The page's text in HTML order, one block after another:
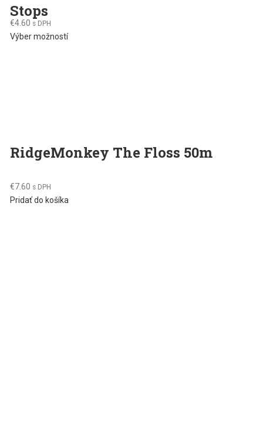
Stops
€4.60 s DPH
Výber možnostíThis
chosen
product
RidgeMonkey The Floss 50m
€7.60 s DPH
Pridať do košíka